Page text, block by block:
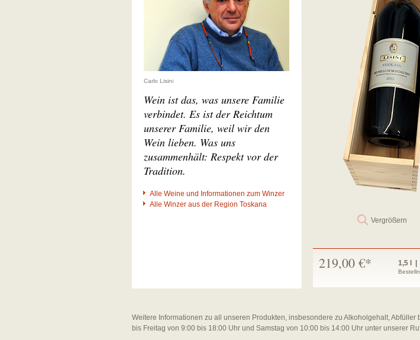
Vergrößern
219,00 €* 1,5 l |
Carlo Lisini
Wein ist das, was unsere Familie
verbindet. Es ist der Reichtum
unserer Familie, weil wir den
Wein lieben. Was uns
zusammenhält: Respekt vor der
Tradition.
Alle Weine und Informationen zum Winzer
Alle Winzer aus der Region Toskana
Weitere Informationen zu all unseren Produkten, insbesondere zu Alkoholgehalt,
bis Freitag von 9:00 bis 18:00 Uhr und Samstag von 10:00 bis 14:00 Uhr unter unserer